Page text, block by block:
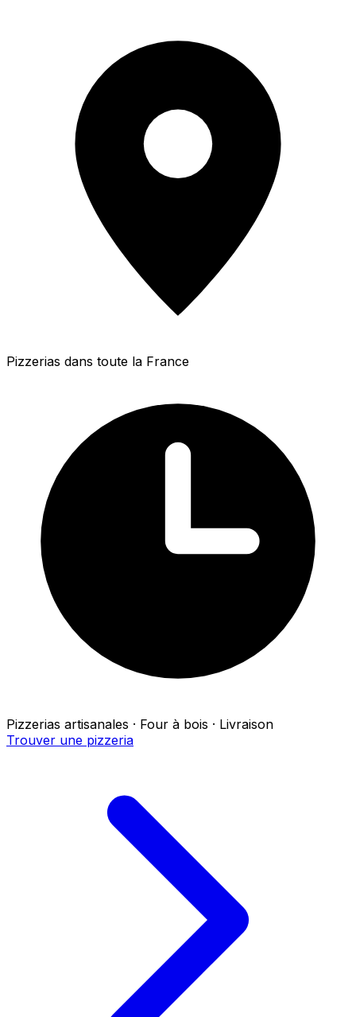
Pizzerias dans toute la France
Pizzerias artisanales · Four à bois · Livraison
Trouver une pizzeria